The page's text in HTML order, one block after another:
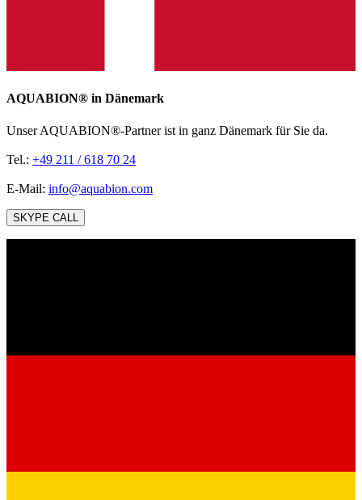
AQUABION®️ in Dänemark
Unser AQUABION®-Partner ist in ganz Dänemark für Sie da.
Tel.: +49 211 / 618 70 24
E-Mail: info@aquabion.com
SKYPE CALL